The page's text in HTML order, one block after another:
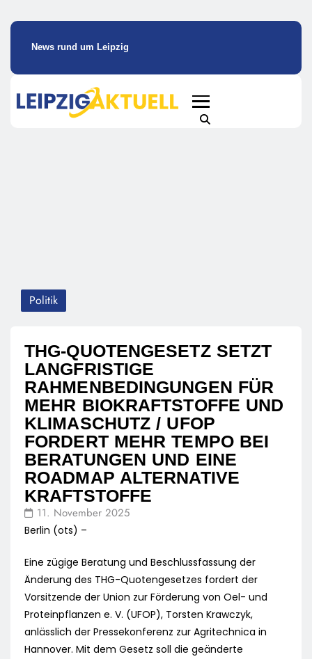
News rund um Leipzig
Politik
THG-QUOTENGESETZ SETZT
LANGFRISTIGE
RAHMENBEDINGUNGEN FÜR
MEHR BIOKRAFTSTOFFE UND
KLIMASCHUTZ / UFOP
FORDERT MEHR TEMPO BEI
BERATUNGEN UND EINE
ROADMAP ALTERNATIVE
KRAFTSTOFFE
11. November 2025
Berlin (ots) –
Eine zügige Beratung und Beschlussfassung der
Änderung des THG-Quotengesetzes fordert der
Vorsitzende der Union zur Förderung von Oel- und
Proteinpflanzen e. V. (UFOP), Torsten Krawczyk,
anlässlich der Pressekonferenz zur Agritechnica in
Hannover. Mit dem Gesetz soll die geänderte